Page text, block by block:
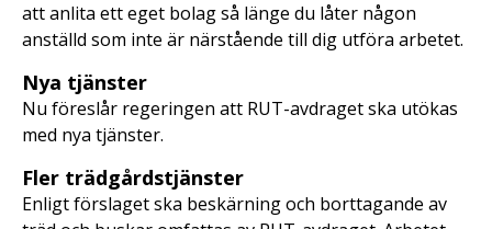
att anlita ett eget bolag så länge du låter någon
anställd som inte är närstående till dig utföra arbetet.
Nya tjänster
Nu föreslår regeringen att RUT-avdraget ska utökas
med nya tjänster.
Fler trädgårdstjänster
Enligt förslaget ska beskärning och borttagande av